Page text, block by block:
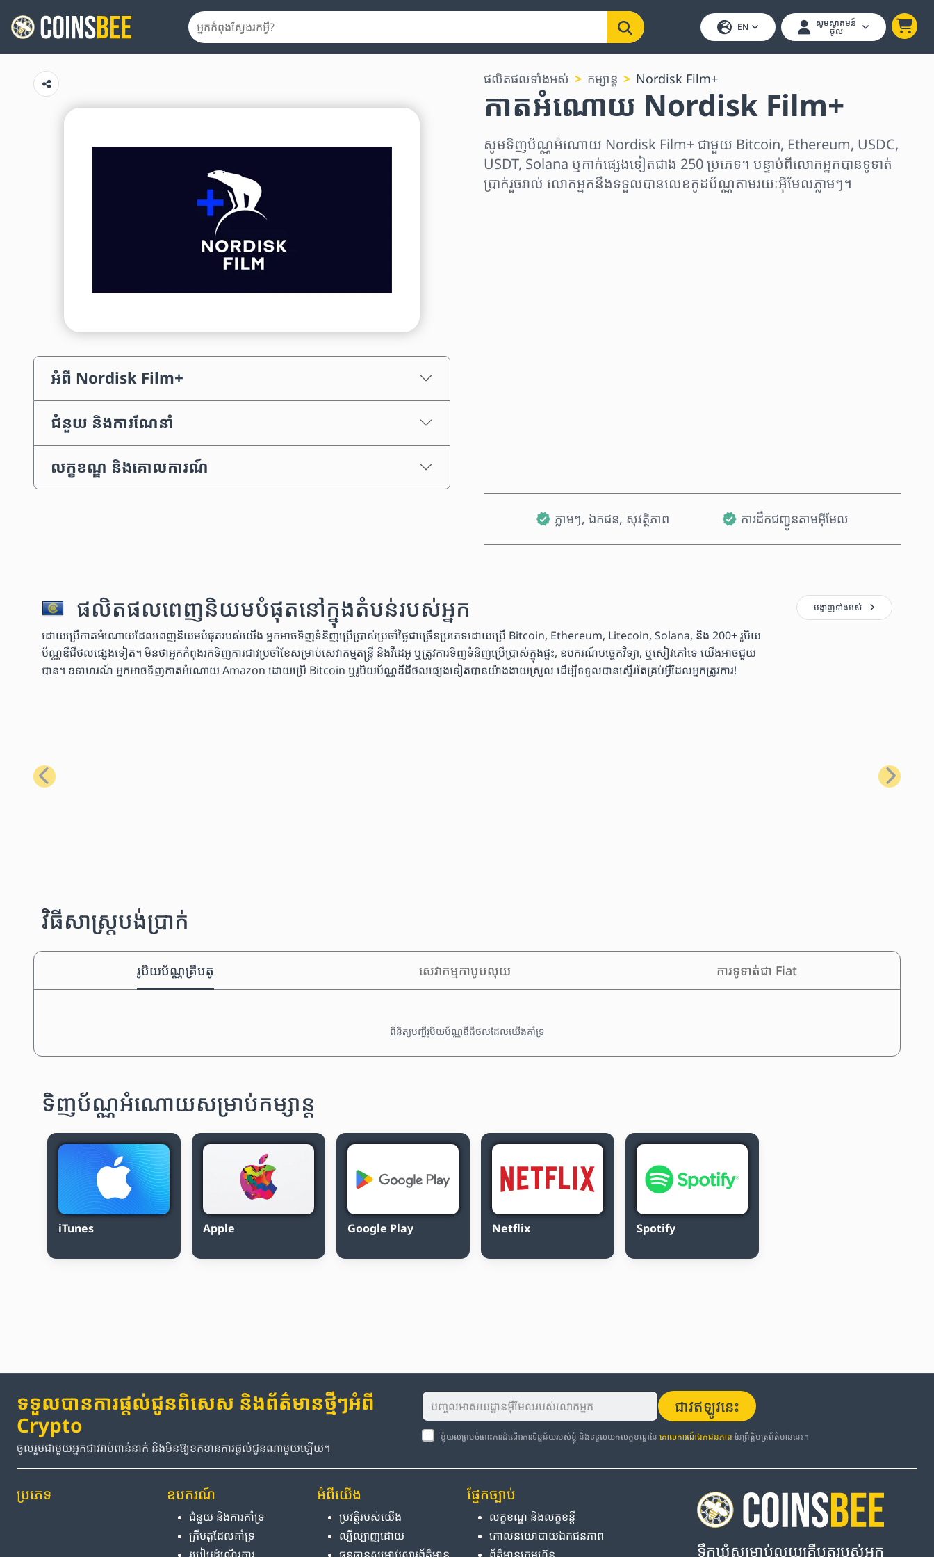
EN សូមស្វាគមន៍
ចូល
អំពី Nordisk Film+
ជំនួយ និងការណែនាំ
លក្ខខណ្ឌ និងគោលការណ៍
ផលិតផលទាំងអស់ កម្សាន្ត Nordisk Film+
កាតអំណោយ Nordisk Film+
សូមទិញប័ណ្ណអំណោយ Nordisk Film+ ជាមួយ Bitcoin, Ethereum, USDC,
USDT, Solana ឬកាក់ផ្សេងទៀតជាង 250 ប្រភេទ។ បន្ទាប់ពីលោកអ្នកបានទូទាត់
ប្រាក់រួចរាល់ លោកអ្នកនឹងទទួលបានលេខកូដប័ណ្ណតាមរយៈអ៊ីមែលភ្លាមៗ។
ភ្លាមៗ, ឯកជន, សុវត្ថិភាព ការដឹកជញ្ជូនតាមអ៊ីមែល
ផលិតផលពេញនិយមបំផុតនៅក្នុងតំបន់របស់អ្នក
ដោយប្រើកាតអំណោយដែលពេញនិយមបំផុតរបស់យើង អ្នកអាចទិញទំនិញប្រើប្រាស់ប្រចាំថ្ងៃជាច្រើនប្រភេទដោយប្រើ Bitcoin, Ethereum, Litecoin, Solana, និង 200+ រូបិយ
ប័ណ្ណឌីជីថលផ្សេងទៀត។ មិនថាអ្នកកំពុងរកទិញការជាវប្រចាំខែសម្រាប់សេវាកម្មតន្ត្រី និងវីដេអូ ឬត្រូវការទិញទំនិញប្រើប្រាស់ក្នុងផ្ទះ, ឧបករណ៍បច្ចេកវិទ្យា, ឬសៀវភៅទេ យើងអាចជួយ
បាន។ ឧទាហរណ៍ អ្នកអាចទិញកាតអំណោយ Amazon ដោយប្រើ Bitcoin ឬរូបិយប័ណ្ណឌីជីថលផ្សេងទៀតបានយ៉ាងងាយស្រួល ដើម្បីទទួលបានស្ទើរតែគ្រប់អ្វីដែលអ្នកត្រូវការ!
បង្ហាញ​ទាំងអស់
មុន បន្ទាប់
វិធីសាស្រ្តបង់ប្រាក់
រូបិយប័ណ្ណគ្រីបតូ សេវាកម្មកាបូបលុយ ការទូទាត់ជា Fiat
ពិនិត្យបញ្ជីរូបិយប័ណ្ណឌីជីថលដែលយើងគាំទ្រ
ទិញប័ណ្ណអំណោយសម្រាប់កម្សាន្ត
iTunes Apple Google Play Netflix Spotify
ទទួលបានការផ្តល់ជូនពិសេស និងព័ត៌មានថ្មីៗអំពី
Crypto
ចូលរួមជាមួយអ្នកជាវរាប់ពាន់នាក់ និងមិនឱ្យខកខានការផ្តល់ជូនណាមួយឡើយ។
ជាវឥឡូវនេះ
ខ្ញុំយល់ព្រមចំពោះការដំណើរការទិន្នន័យរបស់ខ្ញុំ និងទទួលយកលក្ខខណ្ឌនៃ គោលការណ៍ឯកជនភាព នៃព្រឹត្តិបត្រព័ត៌មាននេះ។
ប្រភេទ ឧបករណ៍
ជំនួយ និង​ការ​គាំទ្រ
គ្រីបតូ​ដែល​គាំទ្រ
របៀប​ដំណើរការ
អំពី​យើង
ប្រវត្តិ​របស់​យើង
ល្បីល្បាញ​ដោយ
ធនធាន​សម្រាប់​សារព័ត៌មាន
ផ្នែក​ច្បាប់
លក្ខខណ្ឌ និង​លក្ខខន្តី
គោលនយោបាយ​ឯកជនភាព
ព័ត៌មាន​ក្រុមហ៊ុន
ទឹកឃ្មុំសម្រាប់លុយគ្រីបតូរបស់អ្នក